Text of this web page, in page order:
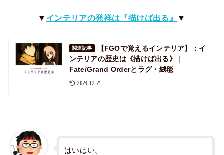
▼ インテリアの発祥は『描けば出る』 ▼
関連記事
【FGOで覚えるインテリア】：イ
ンテリアの歴史は《描けば出る》｜
Fate/Grand Orderとラグ・絨毯
2023.12.21
はいはい。